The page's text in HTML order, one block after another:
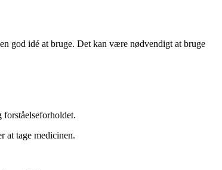
god idé at bruge. Det kan være nødvendigt at bruge
at tage medicinen.